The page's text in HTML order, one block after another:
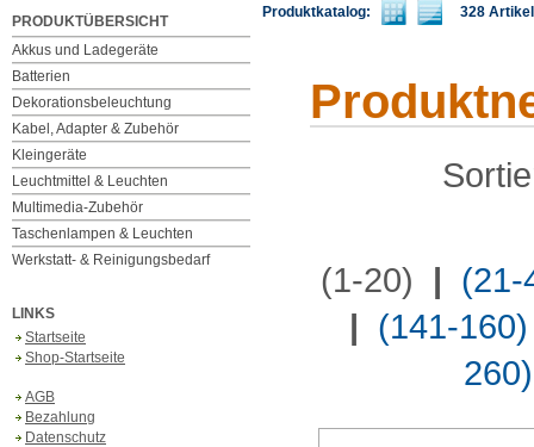
PRODUKTÜBERSICHT
Akkus und Ladegeräte
Batterien
Dekorationsbeleuchtung
Kabel, Adapter & Zubehör
Kleingeräte
Leuchtmittel & Leuchten
Multimedia-Zubehör
Taschenlampen & Leuchten
Werkstatt- & Reinigungsbedarf
LINKS
Startseite
Shop-Startseite
AGB
Bezahlung
Datenschutz
Produktkatalog: 328 Artikel
(1-20) | (21-
| (141-160)
260)